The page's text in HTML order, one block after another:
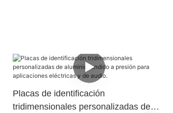
Placas de identificación
tridimensionales personalizadas de